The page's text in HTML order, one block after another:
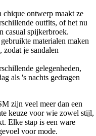
chique ontwerp maakt ze
outfits, of het nu
casual spijkerbroek.
materialen maken
je sandalen
gelegenheden,
als 's nachts gedragen
zijn veel meer dan een
keuze voor wie zowel stijl,
Elke stap is een ware
voor mode.